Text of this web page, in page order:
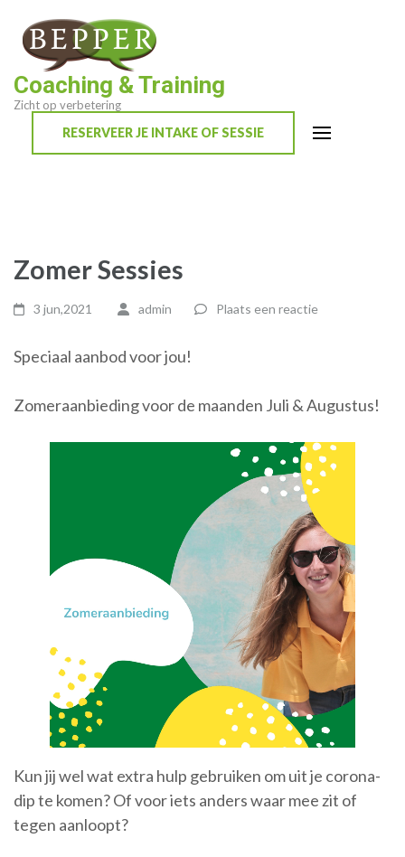
naar
inhoud
(Druk
enter)
Coaching & Training
Zicht op verbetering
RESERVEER JE INTAKE OF SESSIE
Zomer Sessies
3 jun,2021 admin Plaats een reactie
Speciaal aanbod voor jou!
Zomeraanbieding voor de maanden Juli & Augustus!
Kun jij wel wat extra hulp gebruiken om uit je corona-
dip te komen? Of voor iets anders waar mee zit of
tegen aanloopt?